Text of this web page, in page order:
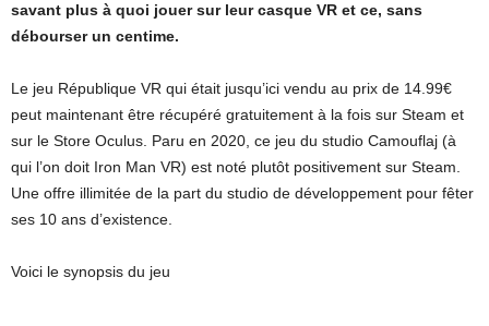
savant plus à quoi jouer sur leur casque VR et ce, sans
débourser un centime.
Le jeu République VR qui était jusqu’ici vendu au prix de 14.99€
peut maintenant être récupéré gratuitement à la fois sur Steam et
sur le Store Oculus. Paru en 2020, ce jeu du studio Camouflaj (à
qui l’on doit Iron Man VR) est noté plutôt positivement sur Steam.
Une offre illimitée de la part du studio de développement pour fêter
ses 10 ans d’existence.
Voici le synopsis du jeu